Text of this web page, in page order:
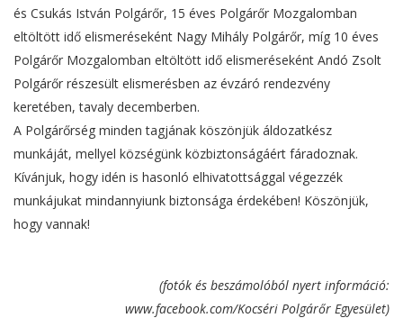
és Csukás István Polgárőr, 15 éves Polgárőr Mozgalomban
eltöltött idő elismeréseként Nagy Mihály Polgárőr, míg 10 éves
Polgárőr Mozgalomban eltöltött idő elismeréseként Andó Zsolt
Polgárőr részesült elismerésben az évzáró rendezvény
keretében, tavaly decemberben.
A Polgárőrség minden tagjának köszönjük áldozatkész
munkáját, mellyel községünk közbiztonságáért fáradoznak.
Kívánjuk, hogy idén is hasonló elhivatottsággal végezzék
munkájukat mindannyiunk biztonsága érdekében! Köszönjük,
hogy vannak!
(fotók és beszámolóból nyert információ:
www.facebook.com/Kocséri Polgárőr Egyesület)